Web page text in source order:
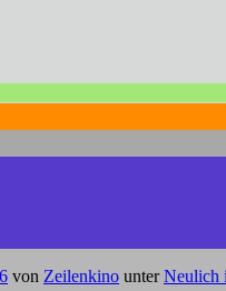
von Zeilenkino unterNeulich